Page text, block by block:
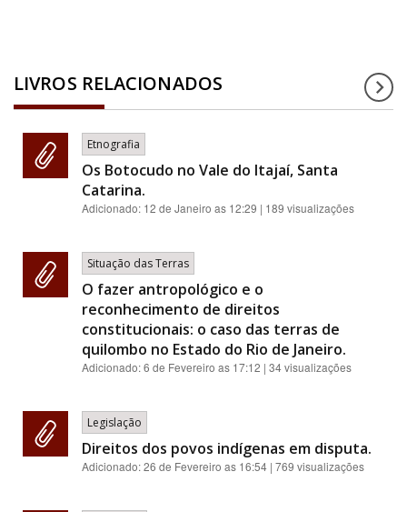
LIVROS RELACIONADOS
Etnografia
Os Botocudo no Vale do Itajaí, Santa
Catarina.
Adicionado: 12 de Janeiro as 12:29 | 189 visualizações
Situação das Terras
O fazer antropológico e o
reconhecimento de direitos
constitucionais: o caso das terras de
quilombo no Estado do Rio de Janeiro.
Adicionado:6 de Fevereiro as 17:12 | 34 visualizações
Legislação
Direitos dos povos indígenas em disputa.
Adicionado:26 de Fevereiro as 16:54 | 769 visualizações